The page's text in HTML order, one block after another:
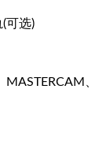
可选)
、